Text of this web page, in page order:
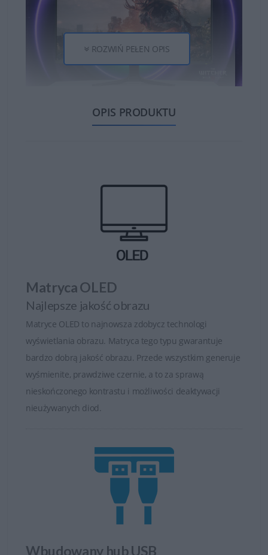
Alienware to propozycja dla najbardziej
wymagających graczy i entuzjastów e-sportu. Seria
najnowocześniejsze technologie obrazu, które pozwalają
stylistyka z charakterystycznym podświetleniem AlienFX
nadaje monitorom wyjątkowego charakteru i wyróżnia je
Monitory Alienware oferująodświeżanie nawet do 360
, a także ultraszybki czas reakcji rzędu 0,1 ms (GtG), co
gwarantuje absolutną płynność rozgrywki i przewagę w
rywalizacji online. Zastosowane technologie, takie jak
AMD FreeSync Premium Pro
ROZWIŃ PEŁEN OPIS
OPIS PRODUKTU
Matryca OLED
Najlepsze jakość obrazu
Matryce OLED to najnowsza zdobycz technologi
wyświetlania obrazu. Matryca tego typu gwarantuje
bardzo dobrą jakość obrazu. Przede wszystkim generuje
wyśmienite, prawdziwe czernie, a to za sprawą
nieskończonego kontrastu i możliwości deaktywacji
nieużywanych diod.
Wbudowany hub USB